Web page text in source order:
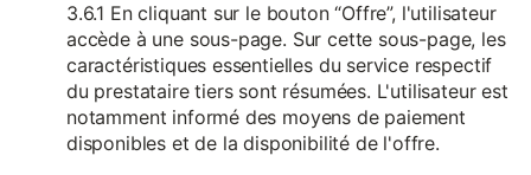
3.6.1 En cliquant sur le bouton “Offre”, l'utilisateur
accède à une sous-page. Sur cette sous-page, les
caractéristiques essentielles du service respectif
du prestataire tiers sont résumées. L'utilisateur est
notamment informé des moyens de paiement
disponibles et de la disponibilité de l'offre.